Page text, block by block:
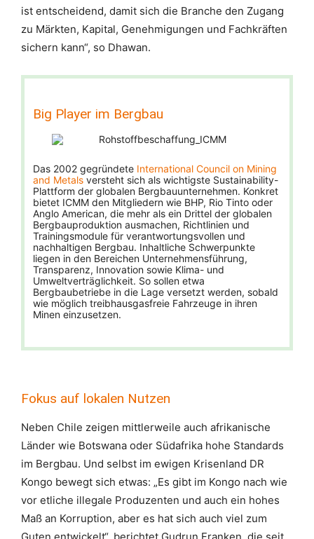
ist entscheidend, damit sich die Branche den Zugang
zu Märkten, Kapital, Genehmigungen und Fachkräften
sichern kann“, so Dhawan.
Big Player im Bergbau
Das 2002 gegründete International Council on Mining
and Metals versteht sich als wichtigste Sustainability-
Plattform der globalen Bergbauunternehmen. Konkret
bietet ICMM den Mitgliedern wie BHP, Rio Tinto oder
Anglo American, die mehr als ein Drittel der globalen
Bergbauproduktion ausmachen, Richtlinien und
Trainingsmodule für verantwortungsvollen und
nachhaltigen Bergbau. Inhaltliche Schwerpunkte
liegen in den Bereichen Unternehmensführung,
Transparenz, Innovation sowie Klima- und
Umweltverträglichkeit. So sollen etwa
Bergbaubetriebe in die Lage versetzt werden, sobald
wie möglich treibhausgasfreie Fahrzeuge in ihren
Minen einzusetzen.
Fokus auf lokalen Nutzen
Neben Chile zeigen mittlerweile auch afrikanische
Länder wie Botswana oder Südafrika hohe Standards
im Bergbau. Und selbst im ewigen Krisenland DR
Kongo bewegt sich etwas: „Es gibt im Kongo nach wie
vor etliche illegale Produzenten und auch ein hohes
Maß an Korruption, aber es hat sich auch viel zum